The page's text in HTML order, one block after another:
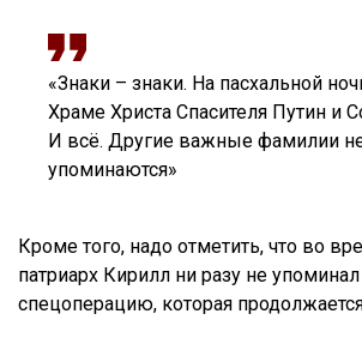
«Знаки – знаки. На пасхальной
Храме Христа Спасителя Путин и
И всё. Другие важные фамилии
упоминаются»
Кроме того, надо отметить, что во
патриарх Кирилл ни разу не
спецоперацию, которая